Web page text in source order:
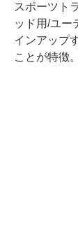
スポーツト
ッド用/ユー
インアップ
ことが特徴。